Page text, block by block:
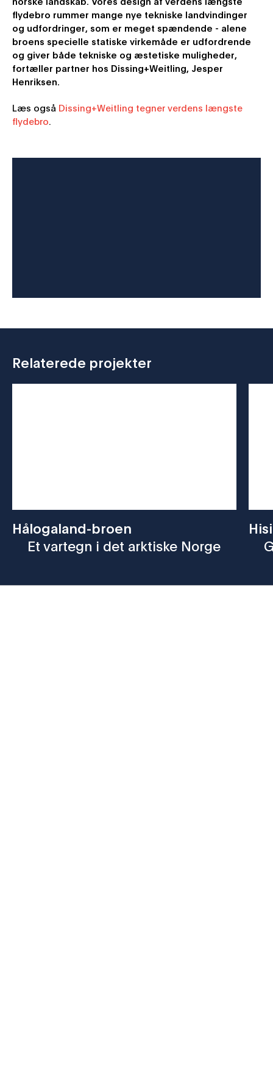
flydebro rummer mange nye tekniske landvindinger
og udfordringer, som er meget spændende - alene
broens specielle statiske virkemåde er udfordrende
og giver både tekniske og æstetiske muligheder,
fortæller partner hos Dissing+Weitling, Jesper
Henriksen.
Læs også Dissing+Weitling tegner verdens længste
flydebro.
Relaterede projekter
Hålogaland-broen
Et vartegn i det arktiske Norge